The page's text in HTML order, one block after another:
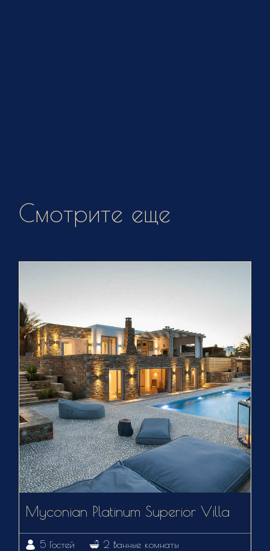
Смотрите еще
Myconian Platinum Superior Villa
5 Гостей 2 Ванные комнаты